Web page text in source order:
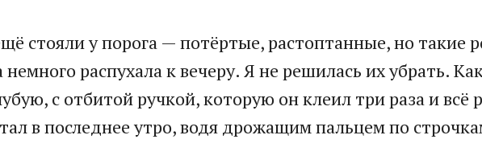
стояли у порога — потёртые, растоптанные, но такие
немного распухала к вечеру. Я не решилась их убрать.
с отбитой ручкой, которую он клеил три раза и
в последнее утро, водя дрожащим пальцем по